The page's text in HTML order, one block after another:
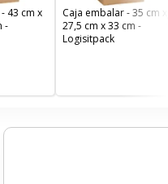
43 cm x
-
Caja embalar - 35 cm x
27,5 cm x 33 cm -
Logisitpack